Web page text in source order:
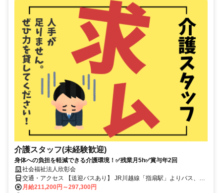
介護スタッフ(未経験歓迎)
身体への負担を軽減できる介護環境！✅残業月5h✅賞与年2回
社会福祉法人欣彰会
交通・アクセス 【送迎バスあり】 JR川越線「指扇駅」よりバス、
「峰岸団地」下車徒歩5分
月給211,200円～297,300円